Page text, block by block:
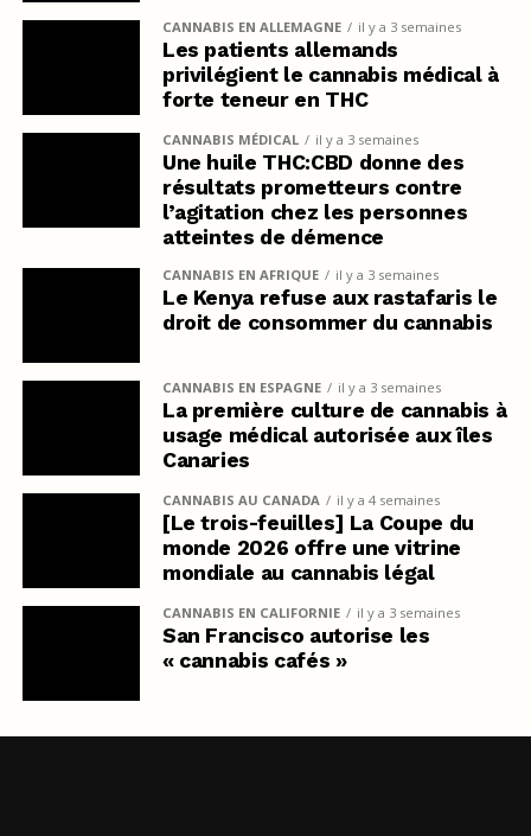
CANNABIS EN ALLEMAGNE il y a 3 semaines
Les patients allemands
privilégient le cannabis médical à
forte teneur en THC
CANNABIS MÉDICAL il y a 3 semaines
Une huile THC:CBD donne des
résultats prometteurs contre
l’agitation chez les personnes
atteintes de démence
CANNABIS EN AFRIQUE il y a 3 semaines
Le Kenya refuse aux rastafaris le
droit de consommer du cannabis
CANNABIS EN ESPAGNE il y a 3 semaines
La première culture de cannabis à
usage médical autorisée aux îles
Canaries
CANNABIS AU CANADA il y a 4 semaines
[Le trois-feuilles] La Coupe du
monde 2026 offre une vitrine
mondiale au cannabis légal
CANNABIS EN CALIFORNIE il y a 3 semaines
San Francisco autorise les
« cannabis cafés »